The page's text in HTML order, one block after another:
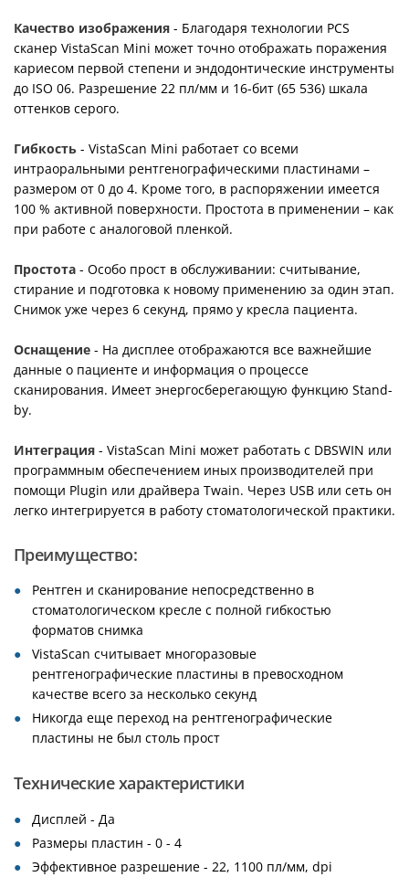
Качество изображения - Благодаря технологии PCS
сканер VistaScan Mini может точно отображать поражения
кариесом первой степени и эндодонтические инструменты
до ISO 06. Разрешение 22 пл/мм и 16-бит (65 536) шкала
оттенков серого.
Гибкость - VistaScan Mini работает со всеми
интраоральными рентгенографическими пластинами –
размером от 0 до 4. Кроме того, в распоряжении имеется
100 % активной поверхности. Простота в применении – как
при работе с аналоговой пленкой.
Простота - Особо прост в обслуживании: считывание,
стирание и подготовка к новому применению за один этап.
Снимок уже через 6 секунд, прямо у кресла пациента.
Оснащение - На дисплее отображаются все важнейшие
данные о пациенте и информация о процессе
сканирования. Имеет энергосберегающую функцию Stand-
by.
Интеграция - VistaScan Mini может работать с DBSWIN или
программным обеспечением иных производителей при
помощи Plugin или драйвера Twain. Через USB или сеть он
легко интегрируется в работу стоматологической практики.
Преимущество:
Рентген и сканирование непосредственно в
стоматологическом кресле с полной гибкостью
форматов снимка
VistaScan считывает многоразовые
рентгенографические пластины в превосходном
качестве всего за несколько секунд
Никогда еще переход на рентгенографические
пластины не был столь прост
Технические характеристики
Дисплей - Да
Размеры пластин - 0 - 4
Эффективное разрешение - 22, 1100 пл/мм, dpi